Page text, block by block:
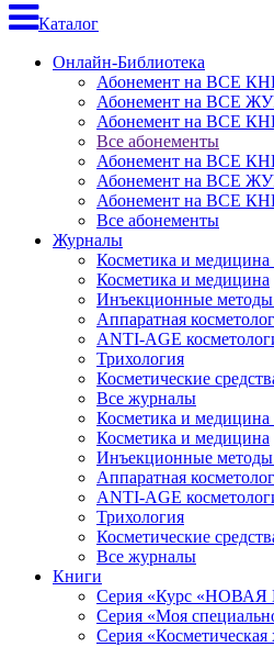
Каталог
Онлайн-Библиотека
Абонемент на ВСЕ
Абонемент на ВСЕ
Абонемент на ВСЕ
Все абонементы
Абонемент на ВСЕ
Абонемент на ВСЕ
Абонемент на ВСЕ
Все абонементы
Журналы
Косметика и медицина
Косметика и медицина
Инъекционные методы
Аппаратная
ANTI-AGE
Трихология
Косметические
Все журналы
Косметика и медицина
Косметика и медицина
Инъекционные методы
Аппаратная
ANTI-AGE
Трихология
Косметические
Все журналы
Книги
Серия «Курс
Серия «Моя
Серия «Косметическая